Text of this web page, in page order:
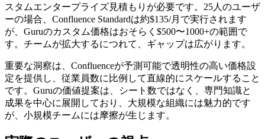
スタムエンタープライズ見積もりが必要です。25人のユーザ
ーの場合、Confluence Standardは約$135/月で実行されます
が、Guruのカスタム価格はおそらく$500〜1000+の範囲で
す。チームが拡大するにつれて、ギャップは広がります。
重要な洞察は、Confluenceが予測可能で透明性の高い価格設
定を提供し、従業員数に比例して直線的にスケールすること
です。Guruの価値提案は、シート数ではなく、専門知識と
成果を中心に展開しており、大規模な組織には魅力的です
が、小規模チームには摩擦が生じます。